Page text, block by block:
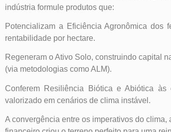
indústria formule produtos que:
Potencializam a Eficiência Agronômica dos
rentabilidade por hectare.
Regeneram o Ativo Solo, construindo capital
(via metodologias como ALM).
Conferem Resiliência Biótica e Abiótica
valorizado em cenários de clima instável.
A convergência entre os imperativos do